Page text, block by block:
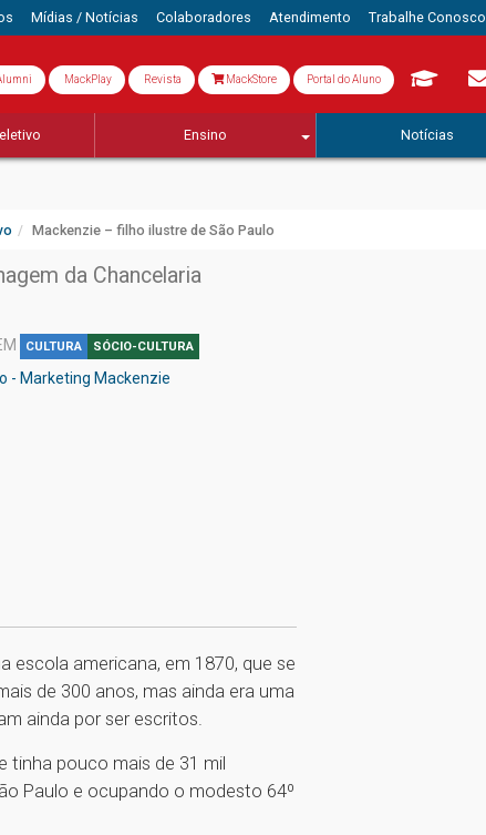
Mídias / Notícias Colaboradores Atendimento Trabalhe Conosco
MackPlay Revista MackStore Portal do Aluno
Ensino Notícias
Mackenzie – filho ilustre de São Paulo
da Chancelaria
CULTURA SÓCIO-CULTURA
- Marketing Mackenzie
escola americana, em 1870, que se
de 300 anos, mas ainda era uma
ainda por ser escritos.
tinha pouco mais de 31 mil
Paulo e ocupando o modesto 64º